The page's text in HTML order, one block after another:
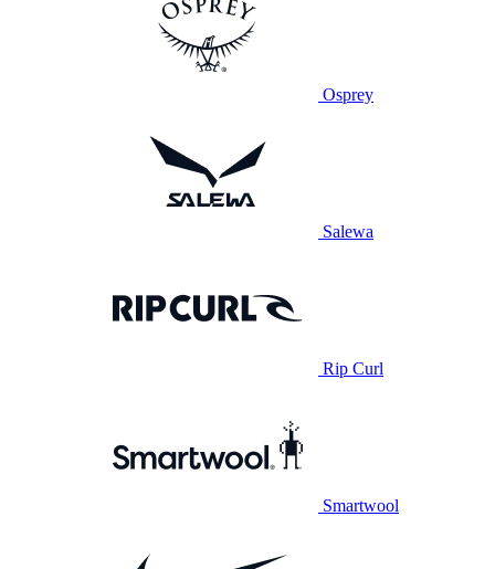
Osprey
Salewa
Rip Curl
Smartwool